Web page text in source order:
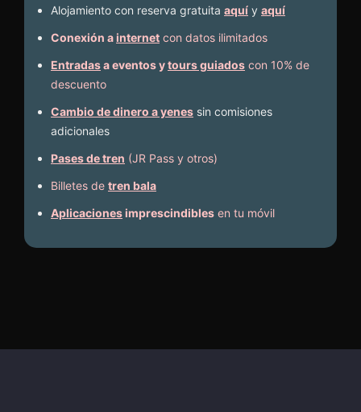
Alojamiento con reserva gratuita aquí y aquí
Conexión ainternet con datos ilimitados
Entradasa eventos ytours guiados con 10% de
descuento
Cambio de dinero a yenes sin comisiones
adicionales
Pases de tren (JR Pass y otros)
Billetes de tren bala
Aplicacionesimprescindibles en tu móvil